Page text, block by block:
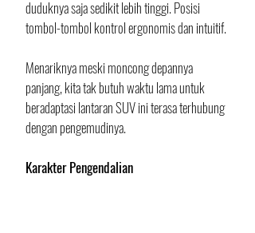
duduknya saja sedikit lebih tinggi. Posisi
tombol-tombol kontrol ergonomis dan intuitif.
Menariknya meski moncong depannya
panjang, kita tak butuh waktu lama untuk
beradaptasi lantaran SUV ini terasa terhubung
dengan pengemudinya.
Karakter Pengendalian